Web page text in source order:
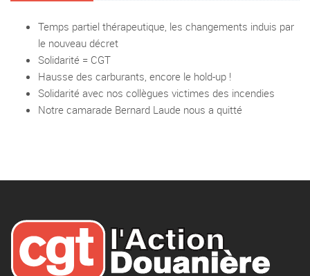
Temps partiel thérapeutique, les changements induis par
le nouveau décret
Solidarité = CGT
Hausse des carburants, encore le hold-up !
Solidarité avec nos collègues victimes des incendies
Notre camarade Bernard Laude nous a quitté